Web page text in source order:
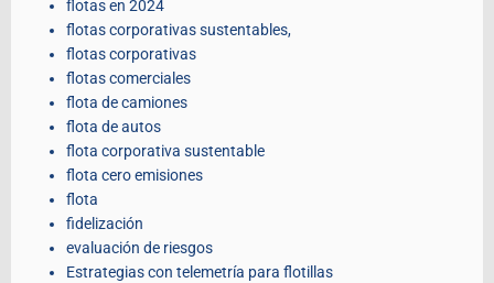
flotas en 2024
flotas corporativas sustentables,
flotas corporativas
flotas comerciales
flota de camiones
flota de autos
flota corporativa sustentable
flota cero emisiones
flota
fidelización
evaluación de riesgos
Estrategias con telemetría para flotillas